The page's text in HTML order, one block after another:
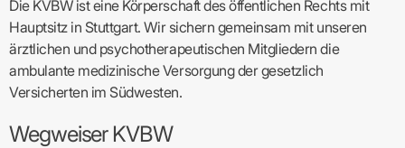
Die KVBW ist eine Körperschaft des öffentlichen Rechts mit
Hauptsitz in Stuttgart. Wir sichern gemeinsam mit unseren
ärztlichen und psychotherapeutischen Mitgliedern die
ambulante medizinische Versorgung der gesetzlich
Versicherten im Südwesten.
Wegweiser KVBW